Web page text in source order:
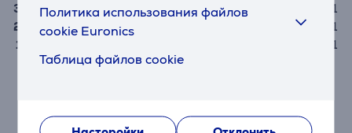
Политика использования файлов
cookie Euronics
Таблица файлов cookie
3
1
2
1
1
1